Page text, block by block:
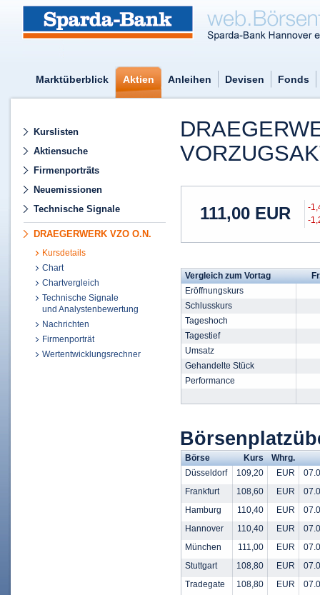
Marktüberblick Aktien Anleihen Devisen Fonds
Kurslisten
Aktiensuche
Firmenporträts
Neuemissionen
Technische Signale
DRAEGERWERK VZO O.N.
Kursdetails
Chart
Chartvergleich
Technische Signale
und Analystenbewertung
Nachrichten
Firmenporträt
Wertentwicklungsrechner
111,00 EUR
-
-
Vergleich zum Vortag
Eröffnungskurs
Schlusskurs
Tageshoch
Tagestief
Umsatz
Gehandelte Stück
Performance
Börse Kurs
Whrg.
Düsseldorf
109,20 EUR
Frankfurt
108,60 EUR
Hamburg
110,40 EUR
Hannover
110,40 EUR
München
111,00 EUR
Stuttgart
108,80 EUR
Tradegate
108,80 EUR